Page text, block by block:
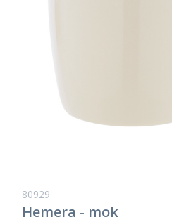
80929
Hemera - mok